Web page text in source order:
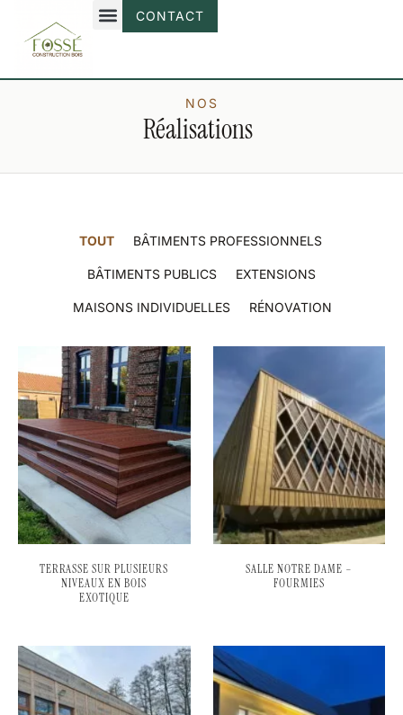
CONTACT
NOS
Réalisations
TOUT BÂTIMENTS PROFESSIONNELS
BÂTIMENTS PUBLICS EXTENSIONS
MAISONS INDIVIDUELLES RÉNOVATION
TERRASSE SUR PLUSIEURS
NIVEAUX EN BOIS
EXOTIQUE
SALLE NOTRE DAME –
FOURMIES